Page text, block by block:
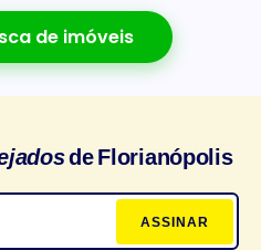
de imóveis
de Florianópolis
ASSINAR